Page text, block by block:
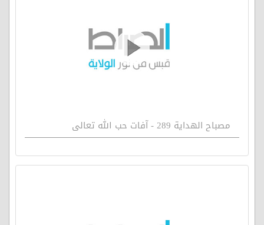
مصباح الهداية 289 - آفات حب الله تعالى